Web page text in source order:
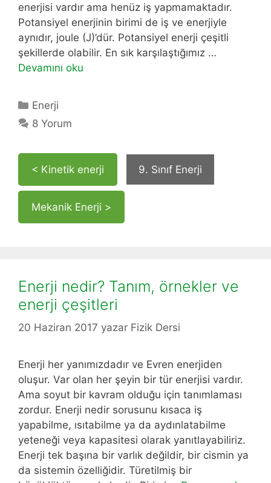
enerjisi vardır ama henüz iş yapmamaktadır.
Potansiyel enerjinin birimi de iş ve enerjiyle
aynıdır, joule (J)’dür. Potansiyel enerji çeşitli
şekillerde olabilir. En sık karşılaştığımız …
Devamını oku
Kategoriler
Enerji
8 Yorum
< Kinetik enerji 9. Sınıf Enerji
Mekanik Enerji >
Enerji nedir? Tanım, örnekler ve
enerji çeşitleri
20 Haziran 2017 yazar Fizik Dersi
Enerji her yanımızdadır ve Evren enerjiden
oluşur. Var olan her şeyin bir tür enerjisi vardır.
Ama soyut bir kavram olduğu için tanımlaması
zordur. Enerji nedir sorusunu kısaca iş
yapabilme, ısıtabilme ya da aydınlatabilme
yeteneği veya kapasitesi olarak yanıtlayabiliriz.
Enerji tek başına bir varlık değildir, bir cismin ya
da sistemin özelliğidir. Türetilmiş bir